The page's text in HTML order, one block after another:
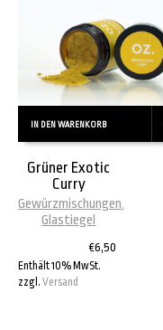
IN DEN WARENKORB
Grüner Exotic
Curry
Gewürzmischungen,
Glastiegel
€6,50
Enthält 10% MwSt.
zzgl. Versand